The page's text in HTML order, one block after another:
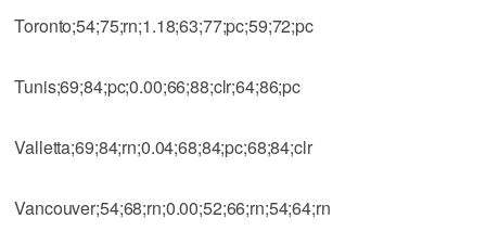
Toronto;54;75;rn;1.18;63;77;pc;59;72;pc
Tunis;69;84;pc;0.00;66;88;clr;64;86;pc
Valletta;69;84;rn;0.04;68;84;pc;68;84;clr
Vancouver;54;68;rn;0.00;52;66;rn;54;64;rn